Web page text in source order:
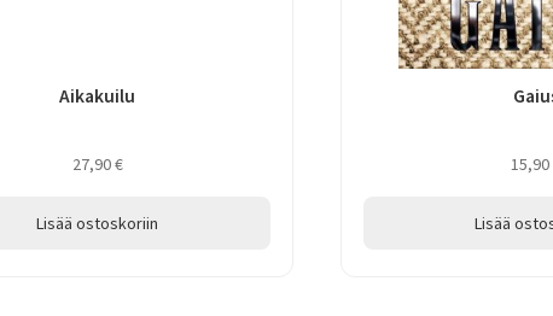
Aikakuilu
27,90€
Lisää ostoskoriin
15,90
Lisää